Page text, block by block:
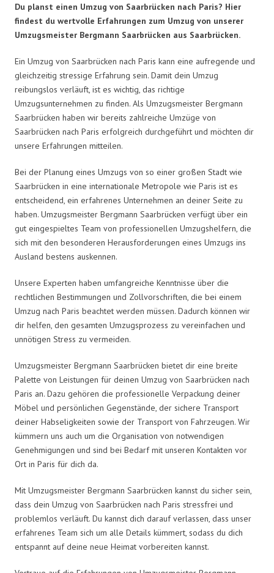
Du planst einen Umzug von Saarbrücken nach Paris? Hier
findest du wertvolle Erfahrungen zum Umzug von unserer
Umzugsmeister Bergmann Saarbrücken aus Saarbrücken.
Ein Umzug von Saarbrücken nach Paris kann eine aufregende und
gleichzeitig stressige Erfahrung sein. Damit dein Umzug
reibungslos verläuft, ist es wichtig, das richtige
Umzugsunternehmen zu finden. Als Umzugsmeister Bergmann
Saarbrücken haben wir bereits zahlreiche Umzüge von
Saarbrücken nach Paris erfolgreich durchgeführt und möchten dir
unsere Erfahrungen mitteilen.
Bei der Planung eines Umzugs von so einer großen Stadt wie
Saarbrücken in eine internationale Metropole wie Paris ist es
entscheidend, ein erfahrenes Unternehmen an deiner Seite zu
haben. Umzugsmeister Bergmann Saarbrücken verfügt über ein
gut eingespieltes Team von professionellen Umzugshelfern, die
sich mit den besonderen Herausforderungen eines Umzugs ins
Ausland bestens auskennen.
Unsere Experten haben umfangreiche Kenntnisse über die
rechtlichen Bestimmungen und Zollvorschriften, die bei einem
Umzug nach Paris beachtet werden müssen. Dadurch können wir
dir helfen, den gesamten Umzugsprozess zu vereinfachen und
unnötigen Stress zu vermeiden.
Umzugsmeister Bergmann Saarbrücken bietet dir eine breite
Palette von Leistungen für deinen Umzug von Saarbrücken nach
Paris an. Dazu gehören die professionelle Verpackung deiner
Möbel und persönlichen Gegenstände, der sichere Transport
deiner Habseligkeiten sowie der Transport von Fahrzeugen. Wir
kümmern uns auch um die Organisation von notwendigen
Genehmigungen und sind bei Bedarf mit unseren Kontakten vor
Ort in Paris für dich da.
Mit Umzugsmeister Bergmann Saarbrücken kannst du sicher sein,
dass dein Umzug von Saarbrücken nach Paris stressfrei und
problemlos verläuft. Du kannst dich darauf verlassen, dass unser
erfahrenes Team sich um alle Details kümmert, sodass du dich
entspannt auf deine neue Heimat vorbereiten kannst.